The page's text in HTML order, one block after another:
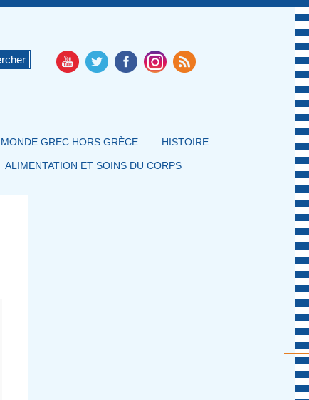
MONDE GREC HORS GRÈCE HISTOIRE
ALIMENTATION ET SOINS DU CORPS